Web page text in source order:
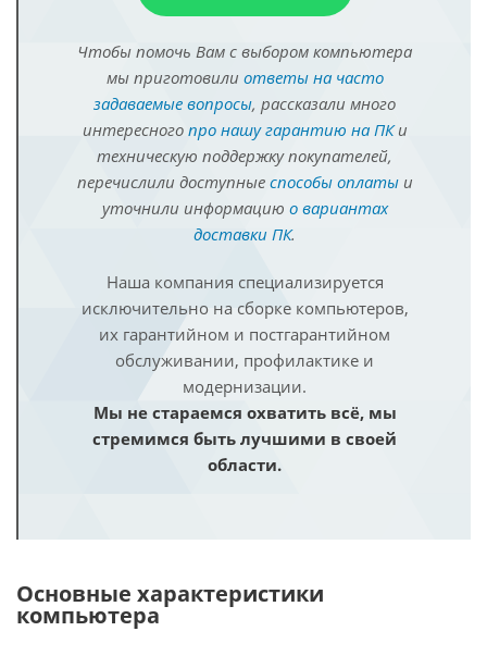
Чтобы помочь Вам с выбором компьютера
мы приготовили ответы на часто
задаваемые вопросы, рассказали много
интересного про нашу гарантию на ПКи
техническую поддержку покупателей,
перечислили доступные способы оплатыи
уточнили информацию о вариантах
доставки ПК.
Наша компания специализируется
исключительно на сборке компьютеров,
их гарантийном и постгарантийном
обслуживании, профилактике и
модернизации.
Мы не стараемся охватить всё, мы
стремимся быть лучшими в своей
области.
Основные характеристики
компьютера